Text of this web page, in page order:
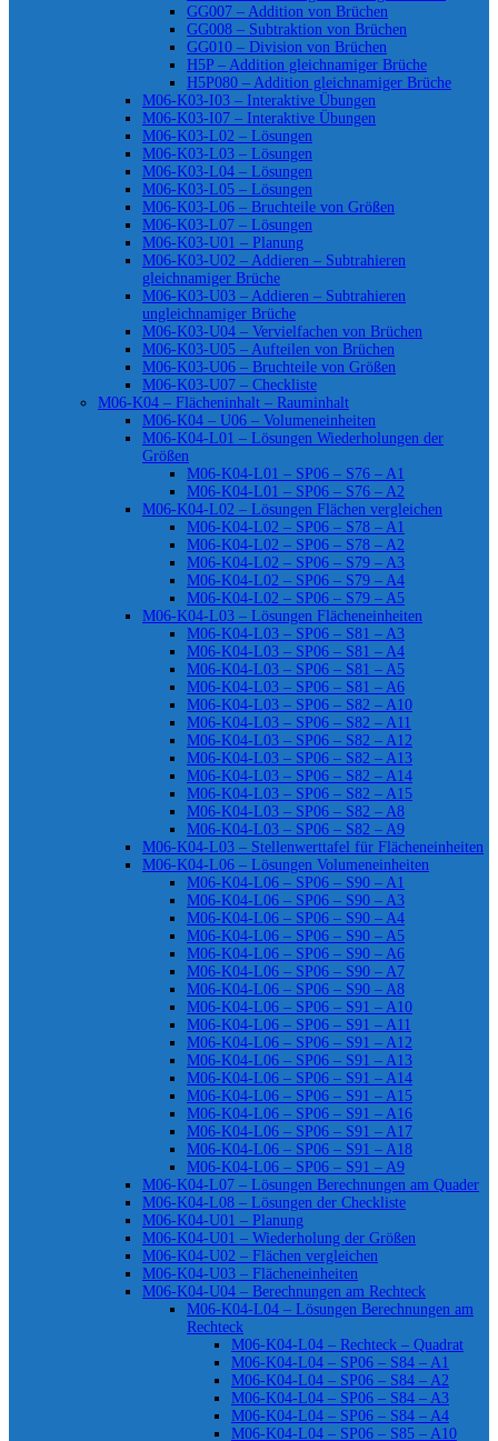
GG007 – Addition von Brüchen
GG008 – Subtraktion von Brüchen
GG010 – Division von Brüchen
H5P – Addition gleichnamiger Brüche
H5P080 – Addition gleichnamiger Brüche
M06-K03-I03 – Interaktive Übungen
M06-K03-I07 – Interaktive Übungen
M06-K03-L02 – Lösungen
M06-K03-L03 – Lösungen
M06-K03-L04 – Lösungen
M06-K03-L05 – Lösungen
M06-K03-L06 – Bruchteile von Größen
M06-K03-L07 – Lösungen
M06-K03-U01 – Planung
M06-K03-U02 – Addieren – Subtrahieren
gleichnamiger Brüche
M06-K03-U03 – Addieren – Subtrahieren
ungleichnamiger Brüche
M06-K03-U04 – Vervielfachen von Brüchen
M06-K03-U05 – Aufteilen von Brüchen
M06-K03-U06 – Bruchteile von Größen
M06-K03-U07 – Checkliste
M06-K04 – Flächeninhalt – Rauminhalt
M06-K04 – U06 – Volumeneinheiten
M06-K04-L01 – Lösungen Wiederholungen der
Größen
M06-K04-L01 – SP06 – S76 – A1
M06-K04-L01 – SP06 – S76 – A2
M06-K04-L02 – Lösungen Flächen vergleichen
M06-K04-L02 – SP06 – S78 – A1
M06-K04-L02 – SP06 – S78 – A2
M06-K04-L02 – SP06 – S79 – A3
M06-K04-L02 – SP06 – S79 – A4
M06-K04-L02 – SP06 – S79 – A5
M06-K04-L03 – Lösungen Flächeneinheiten
M06-K04-L03 – SP06 – S81 – A3
M06-K04-L03 – SP06 – S81 – A4
M06-K04-L03 – SP06 – S81 – A5
M06-K04-L03 – SP06 – S81 – A6
M06-K04-L03 – SP06 – S82 – A10
M06-K04-L03 – SP06 – S82 – A11
M06-K04-L03 – SP06 – S82 – A12
M06-K04-L03 – SP06 – S82 – A13
M06-K04-L03 – SP06 – S82 – A14
M06-K04-L03 – SP06 – S82 – A15
M06-K04-L03 – SP06 – S82 – A8
M06-K04-L03 – SP06 – S82 – A9
M06-K04-L03 – Stellenwerttafel für Flächeneinheiten
M06-K04-L06 – Lösungen Volumeneinheiten
M06-K04-L06 – SP06 – S90 – A1
M06-K04-L06 – SP06 – S90 – A3
M06-K04-L06 – SP06 – S90 – A4
M06-K04-L06 – SP06 – S90 – A5
M06-K04-L06 – SP06 – S90 – A6
M06-K04-L06 – SP06 – S90 – A7
M06-K04-L06 – SP06 – S90 – A8
M06-K04-L06 – SP06 – S91 – A10
M06-K04-L06 – SP06 – S91 – A11
M06-K04-L06 – SP06 – S91 – A12
M06-K04-L06 – SP06 – S91 – A13
M06-K04-L06 – SP06 – S91 – A14
M06-K04-L06 – SP06 – S91 – A15
M06-K04-L06 – SP06 – S91 – A16
M06-K04-L06 – SP06 – S91 – A17
M06-K04-L06 – SP06 – S91 – A18
M06-K04-L06 – SP06 – S91 – A9
M06-K04-L07 – Lösungen Berechnungen am Quader
M06-K04-L08 – Lösungen der Checkliste
M06-K04-U01 – Planung
M06-K04-U01 – Wiederholung der Größen
M06-K04-U02 – Flächen vergleichen
M06-K04-U03 – Flächeneinheiten
M06-K04-U04 – Berechnungen am Rechteck
M06-K04-L04 – Lösungen Berechnungen am
Rechteck
M06-K04-L04 – Rechteck – Quadrat
M06-K04-L04 – SP06 – S84 – A1
M06-K04-L04 – SP06 – S84 – A2
M06-K04-L04 – SP06 – S84 – A3
M06-K04-L04 – SP06 – S84 – A4
M06-K04-L04 – SP06 – S85 – A10